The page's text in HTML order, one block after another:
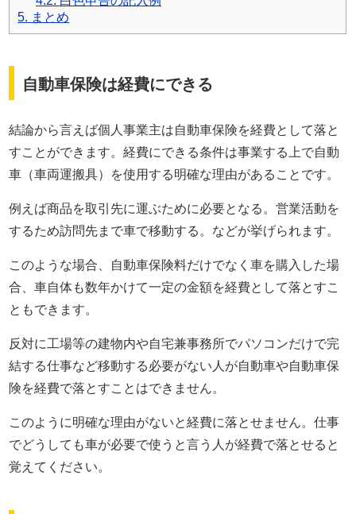
5. まとめ
自動車保険は経費にできる
結論から言えば個人事業主は自動車保険を経費として落と
すことができます。経費にできる条件は事業する上で自動
車（車両運搬具）を使用する明確な理由があることです。
例えば商品を取引先に運ぶために必要となる。営業活動を
するため訪問先まで車で移動する。などが挙げられます。
このような場合、自動車保険料だけでなく車を購入した場
合、車自体も数年かけて一定の金額を経費として落とすこ
ともできます。
反対に工場等の建物内や自宅兼事務所でパソコンだけで完
結する仕事など移動する必要がない人が自動車や自動車保
険を経費で落とすことはできません。
このように明確な理由がないと経費に落とせません。仕事
でどうしても車が必要で使うと言う人が経費で落とせると
覚えてください。